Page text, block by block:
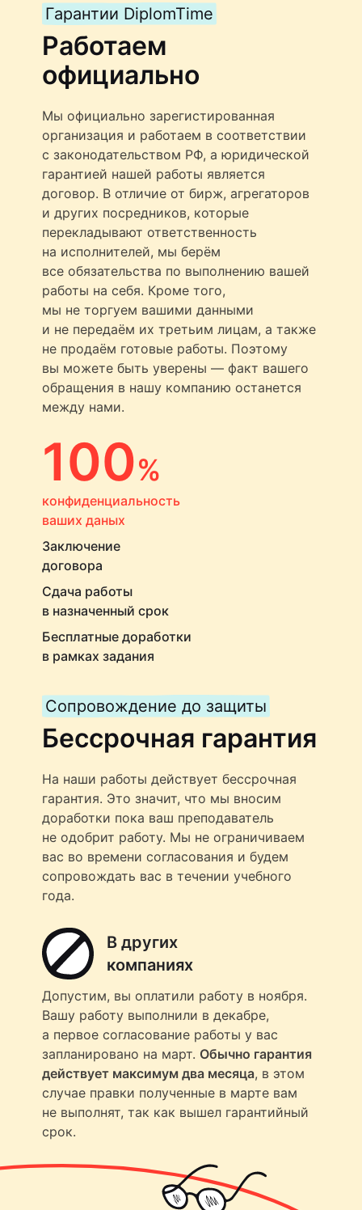
Гарантии DiplomTime
Работаем
официально
Мы официально зарегистированная
организация и работаем в соответствии
с законодательством РФ, а юридической
гарантией нашей работы является
договор. В отличие от бирж, агрегаторов
и других посредников, которые
перекладывают ответственность
на исполнителей, мы берём
все обязательства по выполнению вашей
работы на себя. Кроме того,
мы не торгуем вашими данными
и не передаём их третьим лицам, а также
не продаём готовые работы. Поэтому
вы можете быть уверены — факт вашего
обращения в нашу компанию останется
между нами.
100%
конфиденциальность
ваших даных
Заключение
договора
Сдача работы
в назначенный срок
Бесплатные доработки
в рамках задания
Сопровождение до защиты
Бессрочная гарантия
На наши работы действует бессрочная
гарантия. Это значит, что мы вносим
доработки пока ваш преподаватель
не одобрит работу. Мы не ограничиваем
вас во времени согласования и будем
сопровождать вас в течении учебного
года.
В других
компаниях
Допустим, вы оплатили работу в ноября.
Вашу работу выполнили в декабре,
а первое согласование работы у вас
запланировано на март. Обычно гарантия
действует максимум два месяца, в этом
случае правки полученные в марте вам
не выполнят, так как вышел гарантийный
срок.